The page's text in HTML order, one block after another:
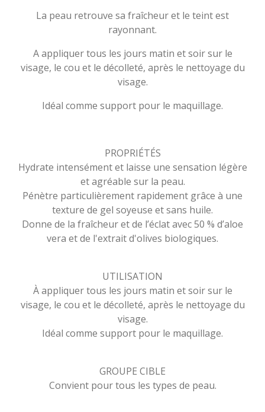
La peau retrouve sa fraîcheur et le teint est
rayonnant.
A appliquer tous les jours matin et soir sur le
visage, le cou et le décolleté, après le nettoyage du
visage.
Idéal comme support pour le maquillage.
PROPRIÉTÉS
Hydrate intensément et laisse une sensation légère
et agréable sur la peau.
Pénètre particulièrement rapidement grâce à une
texture de gel soyeuse et sans huile.
Donne de la fraîcheur et de l’éclat avec 50 % d’aloe
vera et de l'extrait d'olives biologiques.
UTILISATION
À appliquer tous les jours matin et soir sur le
visage, le cou et le décolleté, après le nettoyage du
visage.
Idéal comme support pour le maquillage.
GROUPE CIBLE
Convient pour tous les types de peau.